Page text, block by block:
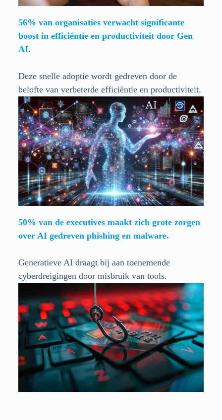
56% van organisaties verwacht significante
boost in efficiëntie en productiviteit door Gen
AI.
Deze snelle adoptie wordt gedreven door de
belofte van verbeterde efficiëntie en productiviteit.
50% van de executives maakt zich grote zorgen
over AI gedreven phishing en malware.
Generatieve AI draagt bij aan toenemende
cyberdreigingen door misbruik van tools.